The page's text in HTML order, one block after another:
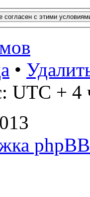
•
UTC + 4
phpBB